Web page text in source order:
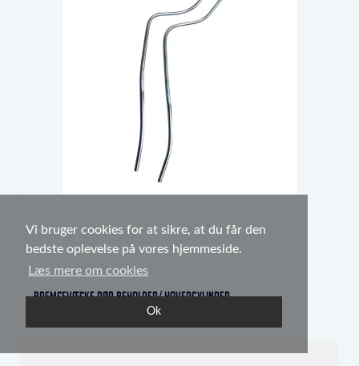
Vi bruger cookies for at sikre, at du får den
bedste oplevelse på vores hjemmeside.
Læs mere om cookies
Ok
Bremsevæske rør beholder/ hovedcylinder